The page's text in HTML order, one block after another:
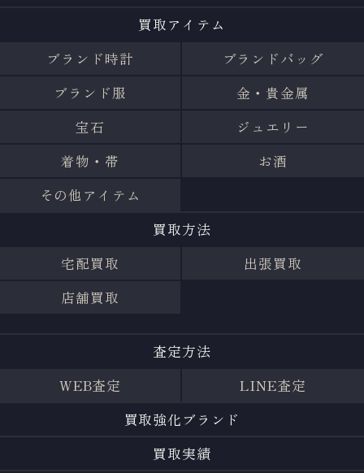
買取アイテム
ブランド時計
ブランドバッグ
ブランド服
金・貴金属
宝石
ジュエリー
着物・帯
お酒
その他アイテム
買取方法
宅配買取
出張買取
店舗買取
査定方法
WEB査定
LINE査定
買取強化ブランド
買取実績